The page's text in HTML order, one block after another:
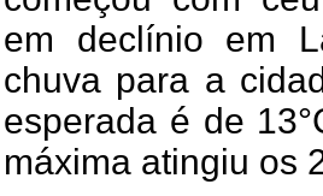
em declínio em
chuva para a
esperada é de
máxima atingiu os